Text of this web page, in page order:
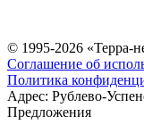
© 1995-2026 «Терра-
Соглашение об
Политика
Адрес: Рублево-
Предложения